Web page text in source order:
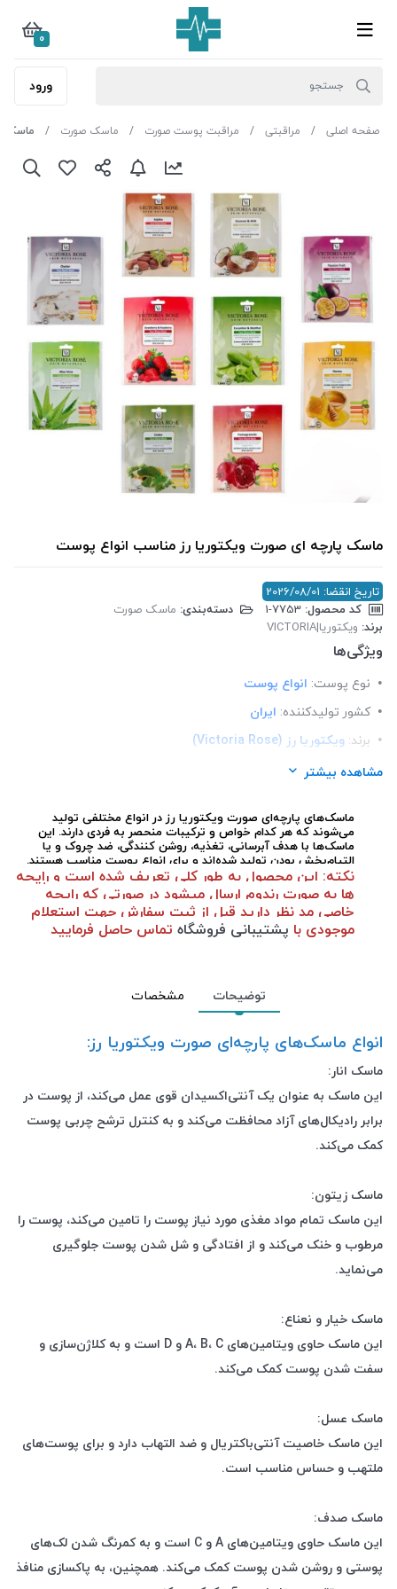
0
ورود
صفحه اصلی مراقبتی مراقبت پوست صورت ماسک صورت ماسک
ماسک پارچه ای صورت ویکتوریا رز مناسب انواع پوست
تاریخ انقضا: 2026/08/01
کد محصول:
دسته‌بندی: ماسک صورت
برند: ویکتوریا|VICTORIA
ویژگی‌ها
نوع پوست: انواع پوست
کشور تولید‎کننده:
ایران
برند: ویکتوریا رز (Victoria Rose)
شرکت تولید کننده:
مشاهده بیشتر
ماسک‌های پارچه‌ای صورت ویکتوریا رز در انواع مختلفی تولید
می‌شوند که هر کدام خواص و ترکیبات منحصر به فردی دارند. این
ماسک‌ها با هدف آبرسانی، تغذیه، روشن کنندگی، ضد چروک و یا
التیام‌بخش بودن تولید شده‌اند و برای انواع پوست مناسب هستند.
نکته: این محصول به طور کلی تعریف شده است و رایحه
ها به صورت رندوم ارسال میشود در صورتی که رایحه
خاصی مد نظر دارید قبل از ثبت سفارش جهت استعلام
موجودی با پشتیبانی فروشگاه تماس حاصل فرمایید
توضیحات مشخصات
انواع ماسک‌های پارچه‌ای صورت ویکتوریا رز:
ماسک انار:
این ماسک به عنوان یک آنتی‌اکسیدان قوی عمل می‌کند، از پوست در
برابر رادیکال‌های آزاد محافظت می‌کند و به کنترل ترشح چربی پوست
کمک می‌کند.
ماسک زیتون:
این ماسک تمام مواد مغذی مورد نیاز پوست را تامین می‌کند، پوست را
مرطوب و خنک می‌کند و از افتادگی و شل شدن پوست جلوگیری
می‌نماید.
ماسک خیار و نعناع:
این ماسک حاوی ویتامین‌های A، B، C و D است و به کلاژن‌سازی و
سفت شدن پوست کمک می‌کند.
ماسک عسل:
این ماسک خاصیت آنتی‌باکتریال و ضد التهاب دارد و برای پوست‌های
ملتهب و حساس مناسب است.
ماسک صدف:
این ماسک حاوی ویتامین‌های A و C است و به کمرنگ شدن لک‌های
پوستی و روشن شدن پوست کمک می‌کند. همچنین، به پاکسازی منافذ